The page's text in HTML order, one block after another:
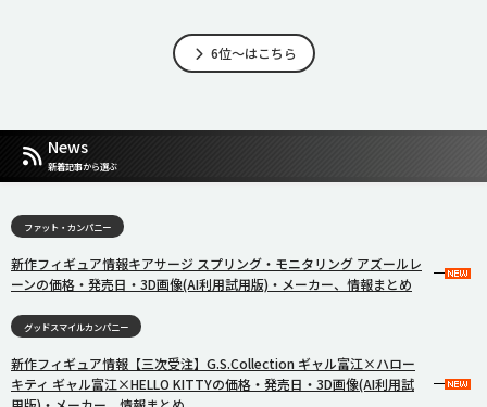
6位～はこちら
News
新着記事から選ぶ
ファット・カンパニー
新作フィギュア情報キアサージ スプリング・モニタリング アズールレ
ーンの価格・発売日・3D画像(AI利用試用版)・メーカー、情報まとめ
グッドスマイルカンパニー
新作フィギュア情報【三次受注】G.S.Collection ギャル富江×ハロー
キティ ギャル富江×HELLO KITTYの価格・発売日・3D画像(AI利用試